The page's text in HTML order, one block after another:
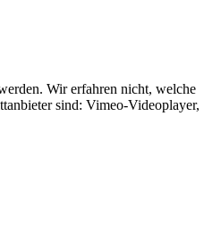
Wir erfahren nicht, welche
sind: Vimeo-Videoplayer,